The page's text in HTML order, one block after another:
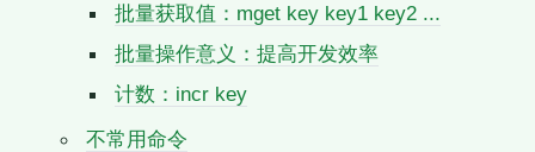
批量获取值：mget key key1 key2 ...
批量操作意义：提高开发效率
计数：incr key
不常用命令